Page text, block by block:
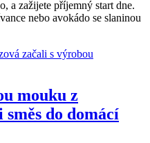
a zažijete příjemný start dne.
nebo avokádo se slaninou
mouku z
do domácí